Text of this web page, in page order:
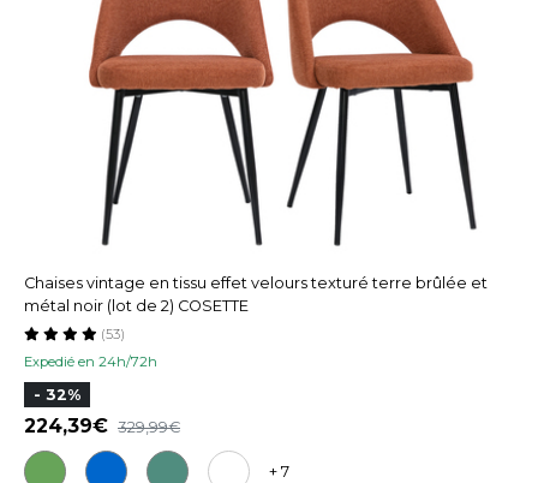
Chaises vintage en tissu effet velours texturé terre brûlée et
métal noir (lot de 2) COSETTE
Expedié en 24h/72h
(53)
- 32%
224,39 329,99
+ 7